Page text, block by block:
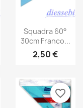
Squadra 60°
30cm Franco...
2,50 €
favorite_border